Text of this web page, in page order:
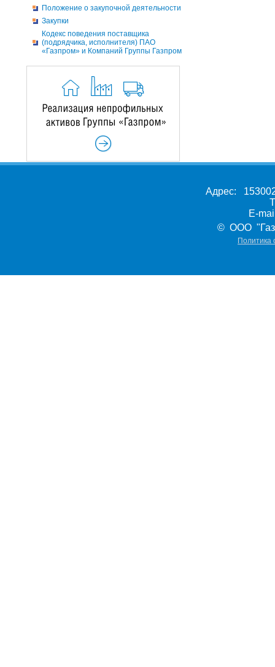
Положение о закупочной деятельности
Закупки
Кодекс поведения поставщика
(подрядчика, исполнителя) ПАО
«Газпром» и Компаний Группы Газпром
Адрес:
E-
© ООО
Политика